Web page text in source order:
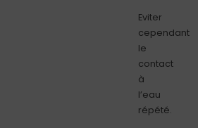
Eviter
cependant
le
contact
à
l’eau
répété.